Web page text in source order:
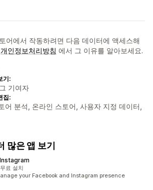
어에서 작동하려면 다음 데이터에 액세스해
개인정보처리방침 에서 그 이유를 알아보세요.
기:
기여자
집:
어 분석, 온라인 스토어, 사용자 지정 데이터,
많은 앱 보기
무료 설치
your Facebook and Instagram presence